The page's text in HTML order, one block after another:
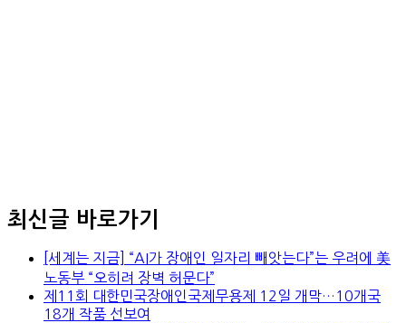
최신글 바로가기
[세계는 지금] “AI가 장애인 일자리 빼앗는다”는 우려에 美
노동부 “오히려 장벽 허문다”
제11회 대한민국장애인국제무용제 12일 개막…10개국
18개 작품 선보여